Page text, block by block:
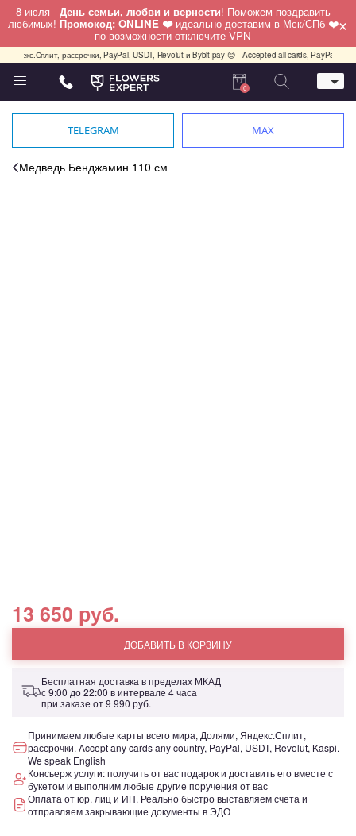
8 июля - День семьи, любви и верности! Поможем поздравить
любимых! Промокод: ONLINE ❤️ идеально доставим в Мск/СПб ❤️
по возможности отключите VPN ×
рассрочки, PayPal, USDT, Revolut и Bybit pay 😊 Accepted all cards, PayPal,
Телефон
+7 (495) 982-55-05
0
TELEGRAM MAX
Медведь Бенджамин 110 см
13 650 руб.
ДОБАВИТЬ В КОРЗИНУ
Бесплатная доставка в пределах МКАД
с 9:00 до 22:00 в интервале 4 часа
при заказе от9 990 руб.
Принимаем любые карты всего мира, Долями, Яндекс.Сплит,
рассрочки. Accept any cards any country, PayPal, USDT, Revolut, Kaspi.
We speak English
Консьерж услуги: получить от вас подарок и доставить его вместе с
букетом и выполним любые другие поручения от вас
Оплата от юр. лиц и ИП. Реально быстро выставляем счета и
отправляем закрывающие документы в ЭДО